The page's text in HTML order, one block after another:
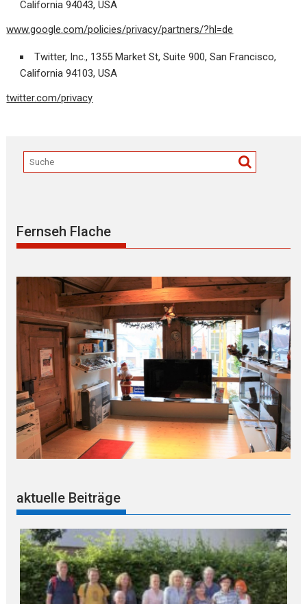
California 94043, USA
www.google.com/policies/privacy/partners/?hl=de
Twitter, Inc., 1355 Market St, Suite 900, San Francisco,
California 94103, USA
twitter.com/privacy
Fernseh Flache
aktuelle Beiträge